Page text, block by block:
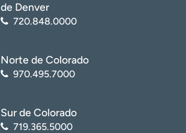
de Denver
720.848.0000
Norte de Colorado
970.495.7000
Sur de Colorado
719.365.5000